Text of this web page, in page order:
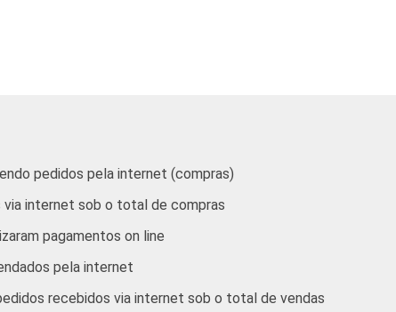
de
83,79
aluguel e
pedidos pela internet (compras)
via internet sob o total de compras
pagamentos on line
pela internet
recebidos via internet sob o total de vendas